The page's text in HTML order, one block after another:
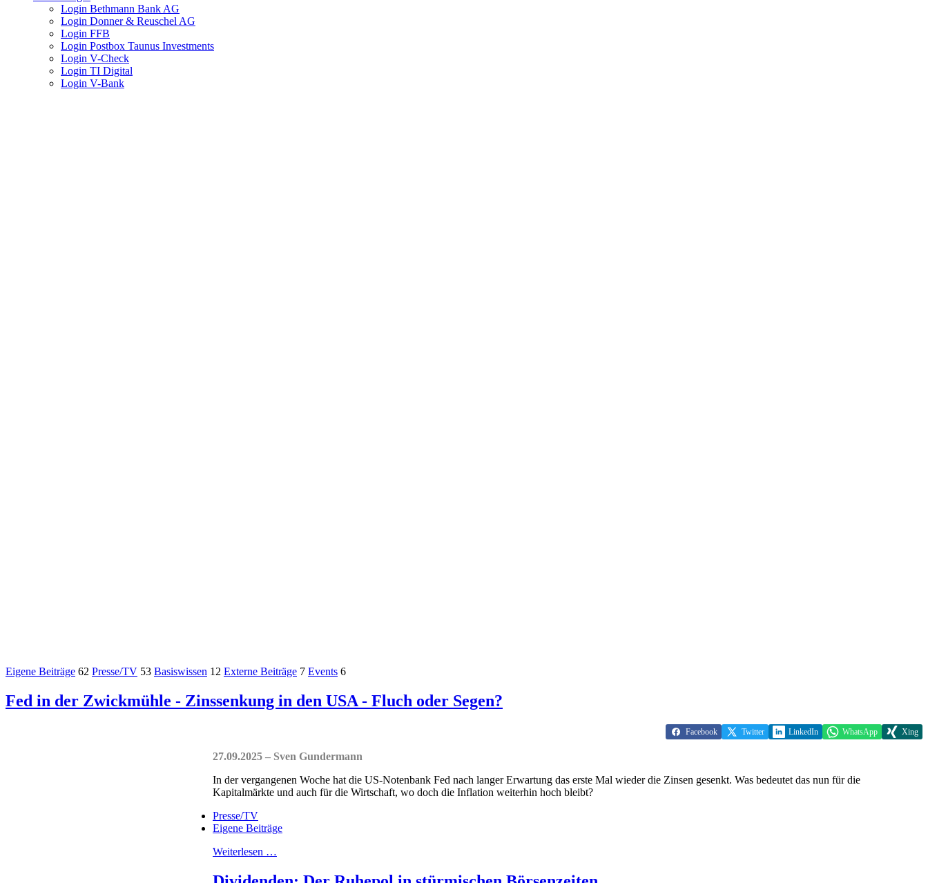
Login Bethmann Bank AG
Login Donner & Reuschel AG
Login FFB
Login Postbox Taunus Investments
Login V-Check
Login TI Digital
Login V-Bank
Eigene Beiträge 62 Presse/TV 53 Basiswissen 12 Externe Beiträge 7 Events 6
Fed in der Zwickmühle - Zinssenkung in den USA - Fluch oder Segen?
Facebook Twitter LinkedIn WhatsApp Xing
27.09.2025 – Sven Gundermann
In der vergangenen Woche hat die US-Notenbank Fed nach langer Erwartung das erste Mal wieder die Zinsen gesenkt. Was bedeutet das nun für die
Kapitalmärkte und auch für die Wirtschaft, wo doch die Inflation weiterhin hoch bleibt?
Presse/TV
Eigene Beiträge
Weiterlesen …